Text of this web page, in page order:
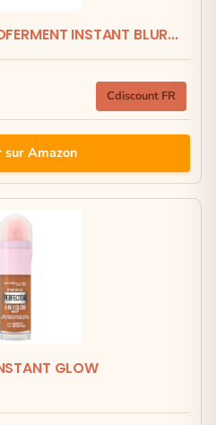
INSTANT BLUR...
Cdiscount FR
sur Amazon
GLOW